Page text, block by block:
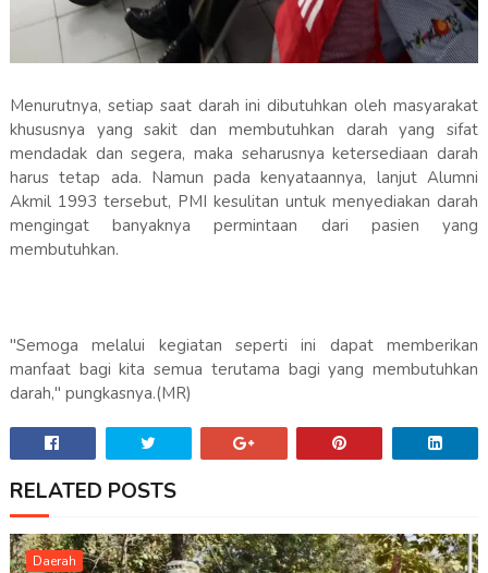
Menurutnya, setiap saat darah ini dibutuhkan oleh masyarakat
khususnya yang sakit dan membutuhkan darah yang sifat
mendadak dan segera, maka seharusnya ketersediaan darah
harus tetap ada. Namun pada kenyataannya, lanjut Alumni
Akmil 1993 tersebut, PMI kesulitan untuk menyediakan darah
mengingat banyaknya permintaan dari pasien yang
membutuhkan.
"Semoga melalui kegiatan seperti ini dapat memberikan
manfaat bagi kita semua terutama bagi yang membutuhkan
darah," pungkasnya.(MR)
RELATED POSTS
Daerah